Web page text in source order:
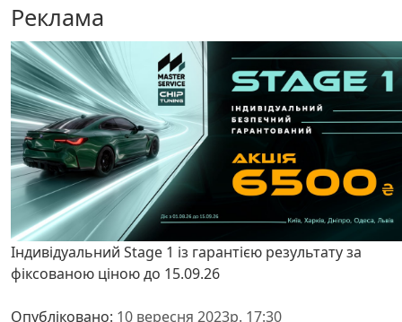
Реклама
Індивідуальний Stage 1 із гарантією результату за
фіксованою ціною до 15.09.26
Опубліковано: 10 вересня 2023р. 17:30